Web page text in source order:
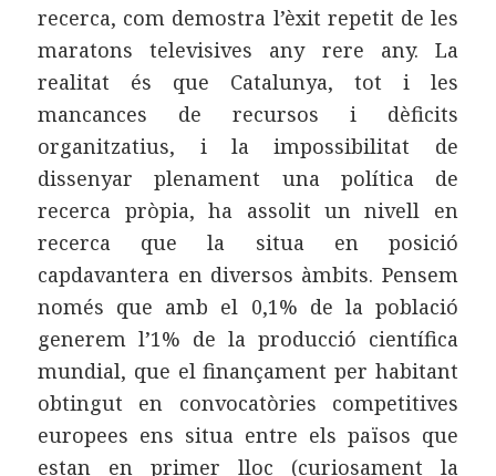
recerca, com demostra l’èxit repetit de les
maratons televisives any rere any. La
realitat és que Catalunya, tot i les
mancances de recursos i dèficits
organitzatius, i la impossibilitat de
dissenyar plenament una política de
recerca pròpia, ha assolit un nivell en
recerca que la situa en posició
capdavantera en diversos àmbits. Pensem
només que amb el 0,1% de la població
generem l’1% de la producció científica
mundial, que el finançament per habitant
obtingut en convocatòries competitives
europees ens situa entre els països que
estan en primer lloc (curiosament la